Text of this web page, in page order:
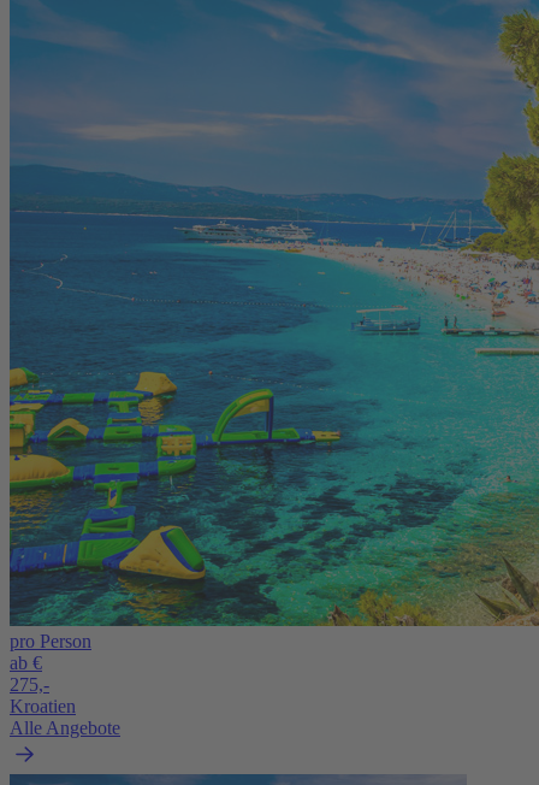
pro Person
ab €
275,-
Kroatien
Alle Angebote